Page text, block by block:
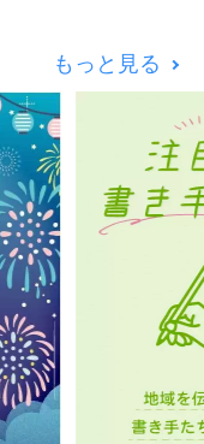
余裕の広さ、ゆった
しています。洋食・
・バーラウンジと館
おり、中でも和牛を
タースタイルの鉄板
しい体験など、京都
ルです。
もっと見る